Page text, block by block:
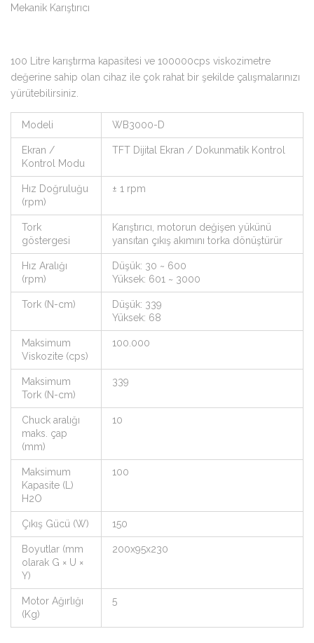
Mekanik Karıştırıcı
100 Litre karıştırma kapasitesi ve 100000cps viskozimetre
değerine sahip olan cihaz ile çok rahat bir şekilde çalışmalarınızı
yürütebilirsiniz.
Modeli WB3000-D
Ekran /
Kontrol Modu
TFT Dijital Ekran / Dokunmatik Kontrol
Hız Doğruluğu
(rpm)
± 1 rpm
Tork
göstergesi
Karıştırıcı, motorun değişen yükünü
yansıtan çıkış akımını torka dönüştürür
Hız Aralığı
(rpm)
Düşük: 30 ~ 600
Yüksek: 601 ~ 3000
Tork (N-cm)
Düşük: 339
Yüksek: 68
Maksimum
Viskozite (cps)
100.000
Maksimum
Tork (N-cm)
339
Chuck aralığı
maks. çap
(mm)
10
Maksimum
Kapasite (L)
H2O
100
Çıkış Gücü (W) 150
Boyutlar (mm
olarak G × U ×
Y)
200x95x230
Motor Ağırlığı
(Kg)
5